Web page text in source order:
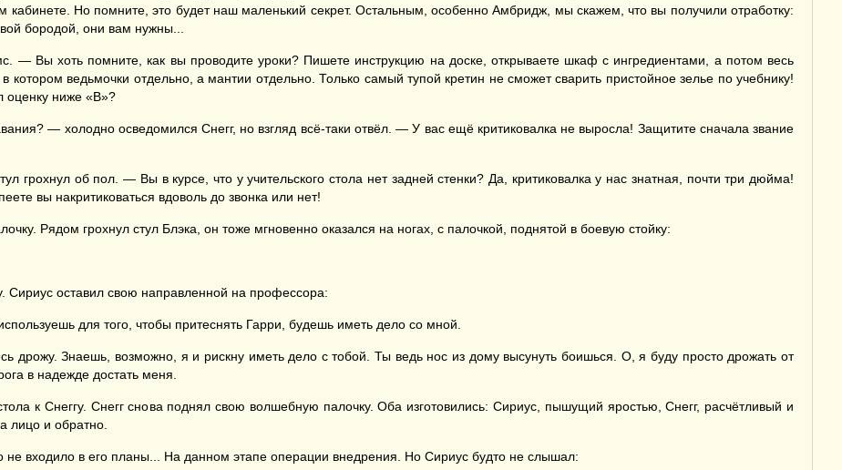
Но помните, это будет наш маленький секрет. Остальным, особенно Амбридж, мы скажем, что вы получили отработку:
бородой, они вам нужны...
— Вы хоть помните, как вы проводите уроки? Пишете инструкцию на доске, открываете шкаф с ингредиентами, а потом весь
ведьмочки отдельно, а мантии отдельно. Только самый тупой кретин не сможет сварить пристойное зелье по учебнику!
оценку ниже «В»?
— холодно осведомился Снегг, но взгляд всё-таки отвёл. — У вас ещё критиковалка не выросла! Защитите сначала звание
грохнул об пол. — Вы в курсе, что у учительского стола нет задней стенки? Да, критиковалка у нас знатная, почти три дюйма!
вы накритиковаться вдоволь до звонка или нет!
Рядом грохнул стул Блэка, он тоже мгновенно оказался на ногах, с палочкой, поднятой в боевую стойку:
Сириус оставил свою направленной на профессора:
для того, чтобы притеснять Гарри, будешь иметь дело со мной.
дрожу. Знаешь, возможно, я и рискну иметь дело с тобой. Ты ведь нос из дому высунуть боишься. О, я буду просто дрожать от
в надежде достать меня.
к Снеггу. Снегг снова поднял свою волшебную палочку. Оба изготовились: Сириус, пышущий яростью, Снегг, расчётливый и
лицо и обратно.
входило в его планы... На данном этапе операции внедрения. Но Сириус будто не слышал: